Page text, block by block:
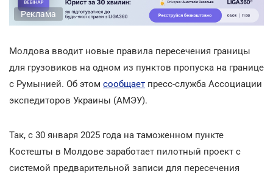
Реклама
Молдова вводит новые правила пересечения границы
для грузовиков на одном из пунктов пропуска на границе
с Румынией. Об этом сообщает пресс-служба Ассоциации
экспедиторов Украины (АМЭУ).
Так, с 30 января 2025 года на таможенном пункте
Костешты в Молдове заработает пилотный проект с
системой предварительной записи для пересечения